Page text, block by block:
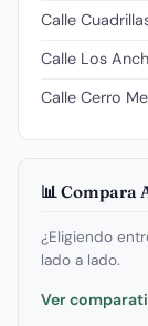
Calle
Calle Los
Calle Cerro
📊 Compara
¿Eligiendo
lado a lado.
Ver